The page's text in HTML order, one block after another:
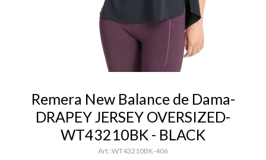
Remera New Balance de Dama-
DRAPEY JERSEY OVERSIZED-
WT43210BK - BLACK
WT43210BK-406